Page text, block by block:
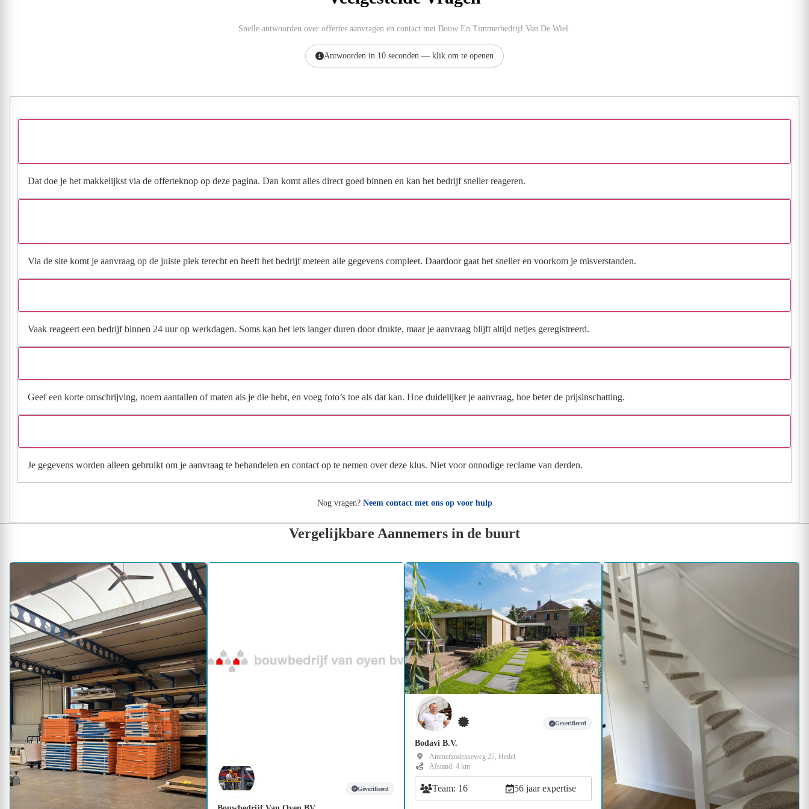
Snelle antwoorden over offertes aanvragen en contact met Bouw En Timmerbedrijf Van De Wiel.
Antwoorden in 10 seconden — klik om te openen
Dat doe je het makkelijkst via de offerteknop op deze pagina. Dan komt alles direct goed binnen en kan het bedrijf sneller reageren.
Via de site komt je aanvraag op de juiste plek terecht en heeft het bedrijf meteen alle gegevens compleet. Daardoor gaat het sneller en voorkom je misverstanden.
Vaak reageert een bedrijf binnen 24 uur op werkdagen. Soms kan het iets langer duren door drukte, maar je aanvraag blijft altijd netjes geregistreerd.
Geef een korte omschrijving, noem aantallen of maten als je die hebt, en voeg foto’s toe als dat kan. Hoe duidelijker je aanvraag, hoe beter de prijsinschatting.
Je gegevens worden alleen gebruikt om je aanvraag te behandelen en contact op te nemen over deze klus. Niet voor onnodige reclame van derden.
Nog vragen? Neem contact met ons op voor hulp
Vergelijkbare Aannemers in de buurt
Geverifieerd
Geverifieerd
Bodavi B.V.
Ammerzodenseweg 27, Hedel
Afstand: 4 km
Team: 16 56 jaar expertise